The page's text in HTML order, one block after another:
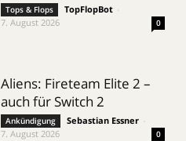
Tops & Flops TopFlopBot
7. August 2026
0
Aliens: Fireteam Elite 2 –
auch für Switch 2
Ankündigung Sebastian Essner
7. August 2026
0